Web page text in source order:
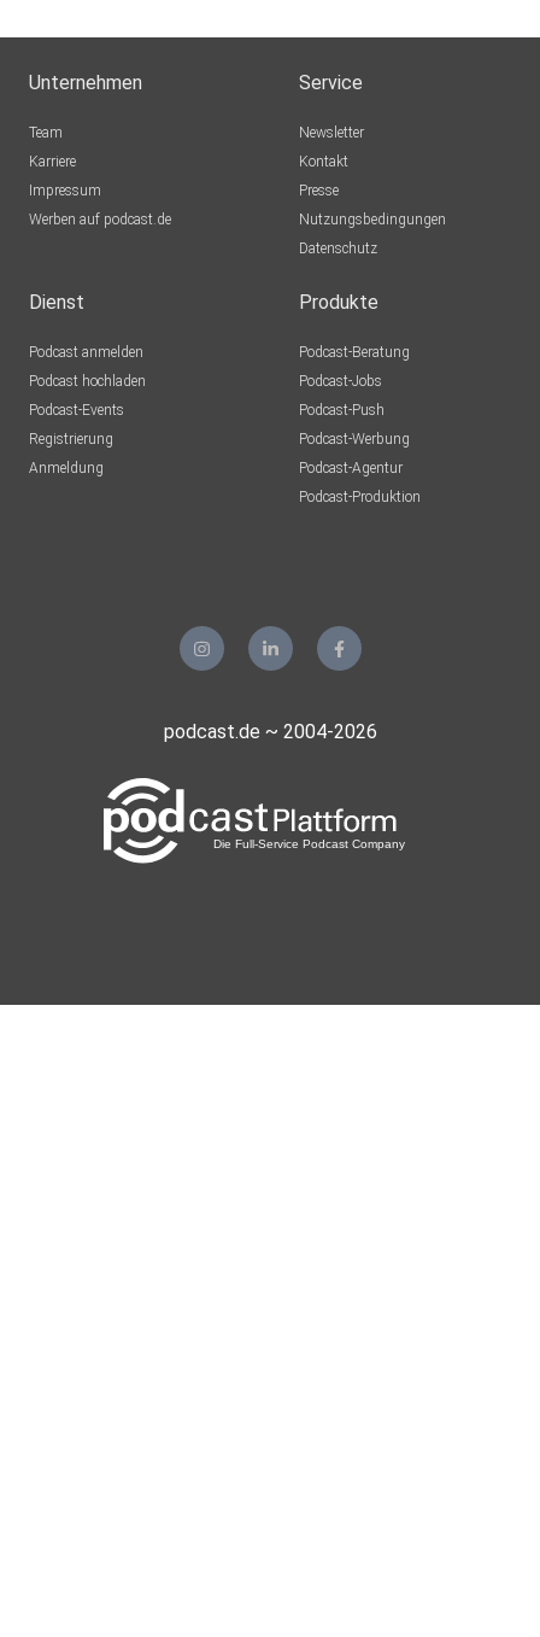
Unternehmen
Team
Karriere
Impressum
Werben auf podcast.de
Service
Newsletter
Kontakt
Presse
Nutzungsbedingungen
Datenschutz
Dienst
Podcast anmelden
Podcast hochladen
Podcast-Events
Registrierung
Anmeldung
Produkte
Podcast-Beratung
Podcast-Jobs
Podcast-Push
Podcast-Werbung
Podcast-Agentur
Podcast-Produktion
podcast.de ~ 2004-2026